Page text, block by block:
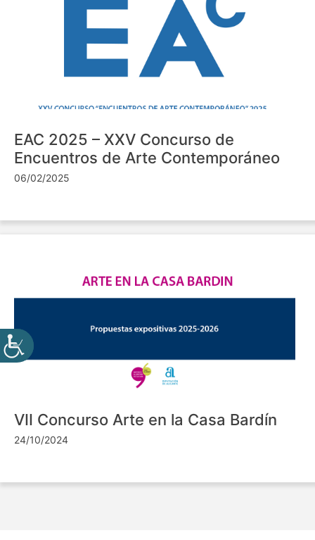
EAC 2025 – XXV Concurso de
Encuentros de Arte Contemporáneo
06/02/2025
VII Concurso Arte en la Casa Bardín
24/10/2024